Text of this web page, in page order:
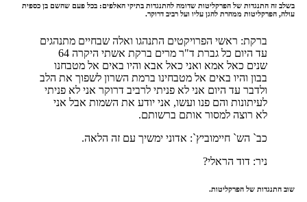
בשלב זה התנגדות של הפרקליטות שדומה להתנגדות בתיקי האלפים: בכל פעם שהשם בן כספית
עולה, הפרקליטות ממהרת להגן עליו ועל רביב דרוקר.
ברקת: ראשי הפרויקטים התנהגו ואלה שבחיים מתנהגים
עד היום כל גברת ד"ר מרים ברקת אשתי היקרה 64
שנים כאל אמא ואני כאל אבא והיו באים אל מטבחנו
בבון והיו באים אל מטבחינו ברמת השרון לשפוך את הלב
ולדבר עד היום אני לא פניתי לרביב דרוקר אני לא פניתי
לעיתונות והם פנו ועשו, אני יודע את השמות אבל אני
לא רוצה למסור אותם ברשותם.
כב` הש` חיימוביץ`: אדוני ימשיך עם זה הלאה.
ניר: דוד הראלי?
שוב התנגדות של הפרקליטות.